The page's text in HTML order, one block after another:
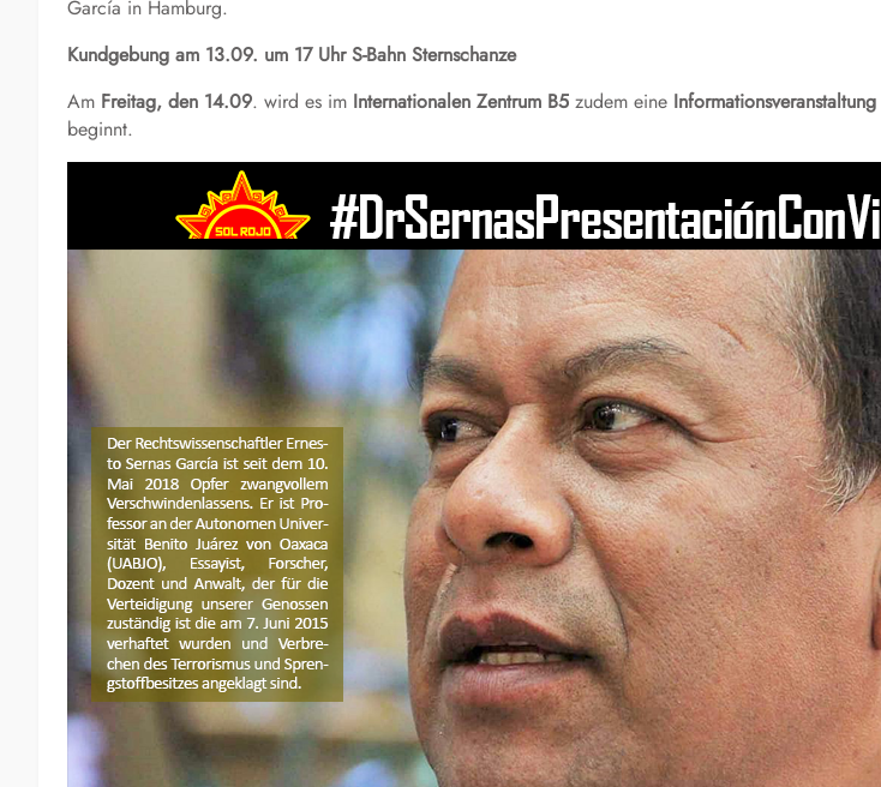
García in Hamburg.
Kundgebung am 13.09. um 17 Uhr S-Bahn Sternschanze
Am Freitag, den 14.09. wird es im Internationalen Zentrum B5 zudem eine Informationsveranstaltung
beginnt.